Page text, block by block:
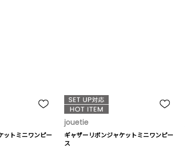
ットミニワンピー
jouetie
ギャザーリボンジャケットミニワンピー
ス